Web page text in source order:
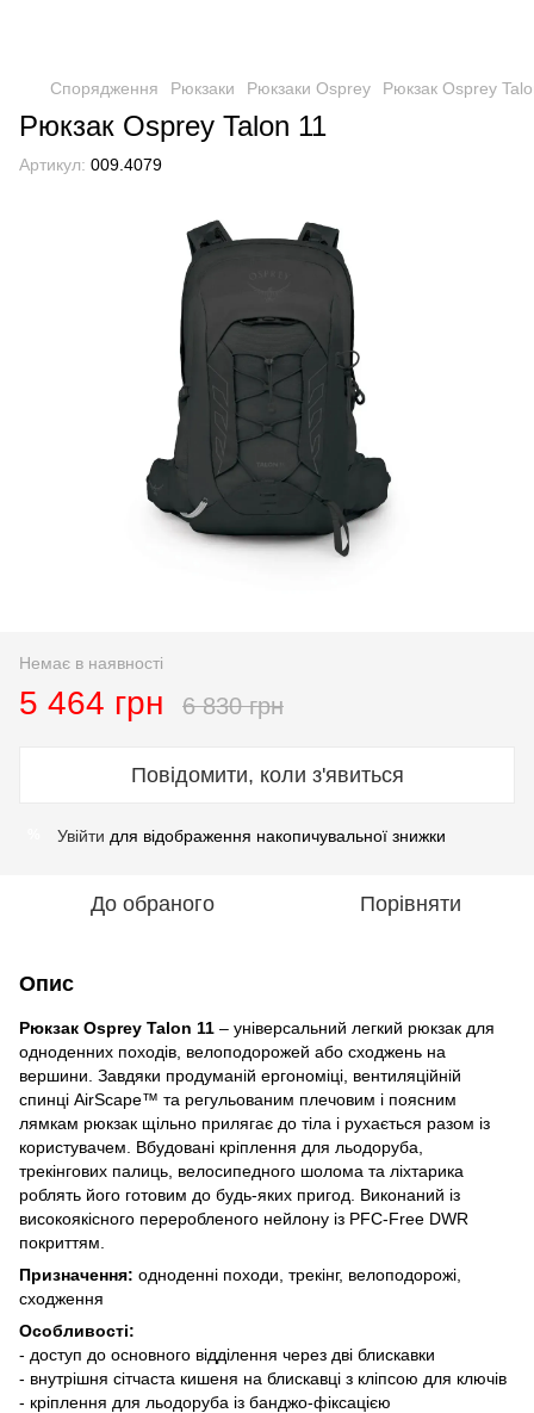
Спорядження Рюкзаки Рюкзаки Osprey Рюкзак Osprey
Рюкзак Osprey Talon 11
Артикул: 009.4079
Немає в наявності
5 464 грн 6 830 грн
Повідомити, коли з'явиться
Увійти для відображення накопичувальної знижки
До обраного Порівняти
Опис
Рюкзак Osprey Talon 11 – універсальний легкий рюкзак для
одноденних походів, велоподорожей або сходжень на
вершини. Завдяки продуманій ергономіці, вентиляційній
спинці AirScape™ та регульованим плечовим і поясним
лямкам рюкзак щільно прилягає до тіла і рухається разом із
користувачем. Вбудовані кріплення для льодоруба,
трекінгових палиць, велосипедного шолома та ліхтарика
роблять його готовим до будь-яких пригод. Виконаний із
високоякісного переробленого нейлону із PFC-Free DWR
покриттям.
Призначення: одноденні походи, трекінг, велоподорожі,
сходження
Особливості:
- доступ до основного відділення через дві блискавки
- внутрішня сітчаста кишеня на блискавці з кліпсою для ключів
- кріплення для льодоруба із банджо-фіксацією